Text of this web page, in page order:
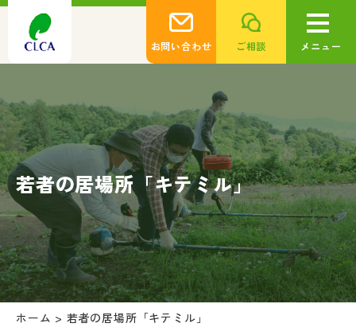
お問い合わせ ご相談 メニュー
若者の居場所「キテミル」
ホーム > 若者の居場所「キテミル」